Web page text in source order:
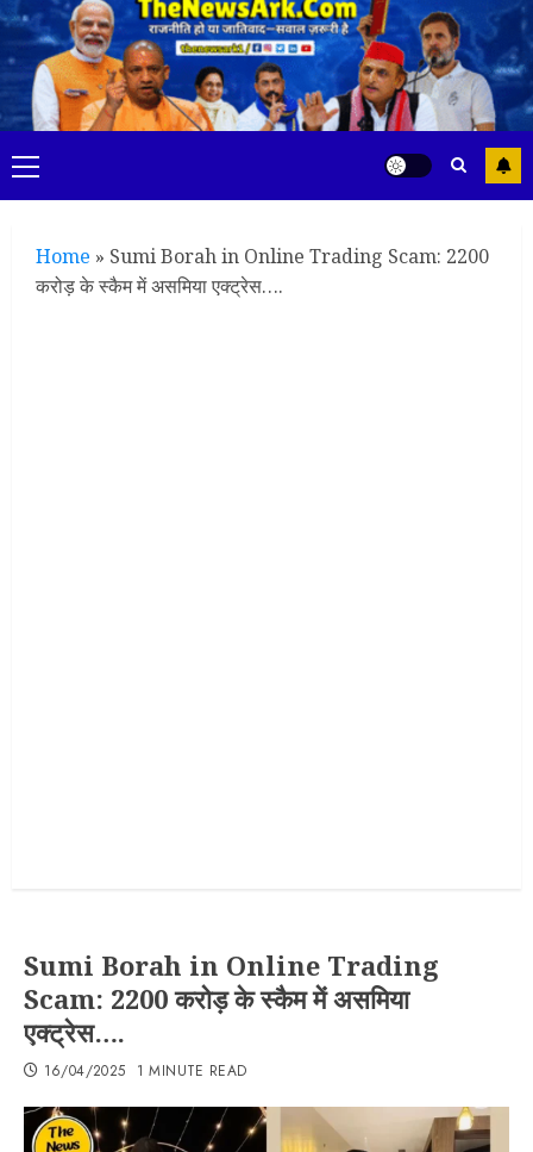
Skip
content
Primary
Menu
Home » Sumi Borah in Online Trading Scam: 2200
करोड़ के स्कैम में असमिया एक्ट्रेस….
Sumi Borah in Online Trading
Scam: 2200 करोड़ के स्कैम में असमिया
एक्ट्रेस….
16/04/2025 1 MINUTE READ